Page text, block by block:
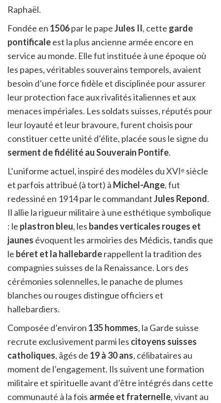
Raphaël.
Fondée en 1506par le papeJules II, cette garde
pontificaleest la plus ancienne armée encore en
service au monde. Elle fut instituée à une époque où
les papes, véritables souverains temporels, avaient
besoin d’une force fidèle et disciplinée pour assurer
leur protection face aux rivalités italiennes et aux
menaces impériales. Les soldats suisses, réputés pour
leur loyauté et leur bravoure, furent choisis pour
constituer cette unité d’élite, placée sous le signe du
serment de fidélité au Souverain Pontife.
L’uniforme actuel, inspiré des modèles du XVIᵉ siècle
et parfois attribué (à tort) à Michel-Ange, fut
redessiné en 1914 par le commandantJules Repond.
Il allie la rigueur militaire à une esthétique symbolique
: le plastron bleu, les bandes verticales rouges et
jaunes évoquent les armoiries des Médicis, tandis que
le béret et la hallebarderappellent la tradition des
compagnies suisses de la Renaissance. Lors des
cérémonies solennelles, le panache de plumes
blanches ou rouges distingue officiers et
hallebardiers.
Composée d’environ 135 hommes, la Garde suisse
recrute exclusivement parmi les citoyens suisses
catholiques, âgés de 19 à 30 ans, célibataires au
moment de l’engagement. Ils suivent une formation
militaire et spirituelle avant d’être intégrés dans cette
communauté à la fois armée et fraternelle, vivant au